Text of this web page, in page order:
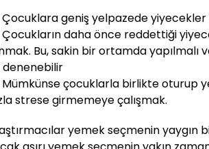
Çocuklara geniş yelpazede
Çocukların daha önce reddettiği
Bu, sakin bir ortamda yapılmalı
denenebilir
Mümkünse çocuklarla birlikte oturup
strese girmemeye çalışmak.
yemek seçmenin yaygın